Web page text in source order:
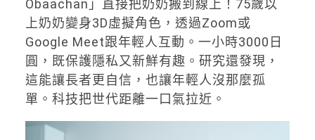
Obaachan」直接把奶奶搬到線上！75歲以
上奶奶變身3D虛擬角色，透過Zoom或
Google Meet跟年輕人互動。一小時3000日
圓，既保護隱私又新鮮有趣。研究還發現，
這能讓長者更自信，也讓年輕人沒那麼孤
單。科技把世代距離一口氣拉近。